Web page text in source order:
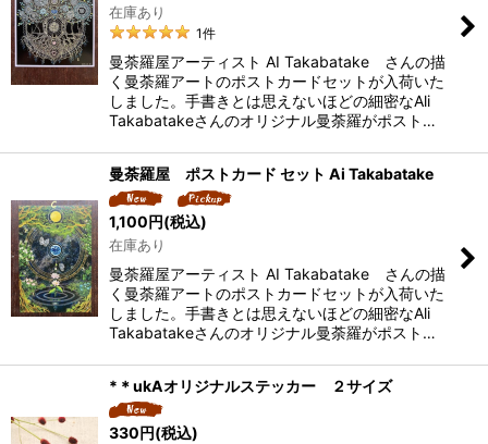
在庫あり
1件
曼荼羅屋アーティスト AI Takabatake さんの描
く曼荼羅アートのポストカードセットが入荷いた
しました。手書きとは思えないほどの細密なAli
Takabatakeさんのオリジナル曼荼羅がポスト…
曼荼羅屋 ポストカード セット Ai Takabatake
1,100円(税込)
在庫あり
曼荼羅屋アーティスト AI Takabatake さんの描
く曼荼羅アートのポストカードセットが入荷いた
しました。手書きとは思えないほどの細密なAli
Takabatakeさんのオリジナル曼荼羅がポスト…
*＊ukAオリジナルステッカー ２サイズ
330円(税込)